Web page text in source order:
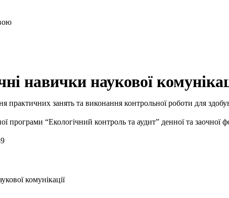
навички наукової
занять та виконання контрольної роботи для
програми “Екологічний контроль та аудит” денної та
комунікації